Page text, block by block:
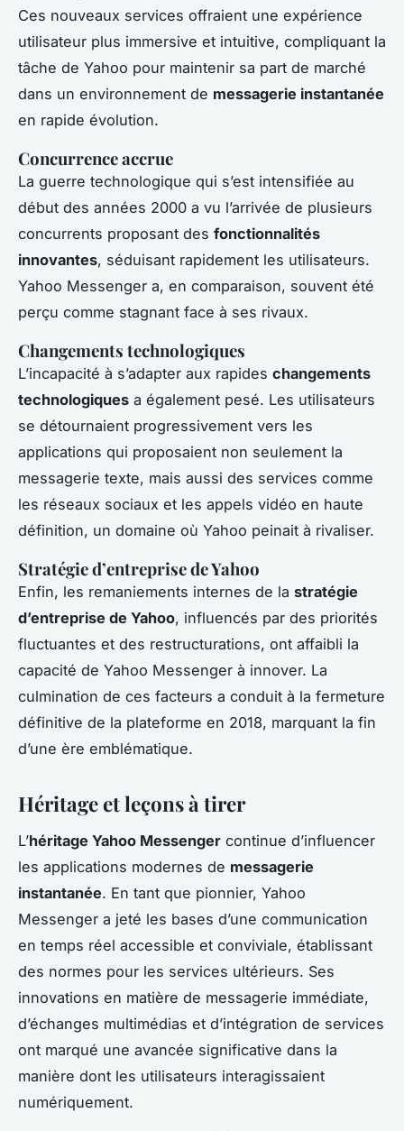
Ces nouveaux services offraient une expérience
utilisateur plus immersive et intuitive, compliquant la
tâche de Yahoo pour maintenir sa part de marché
dans un environnement de messagerie instantanée
en rapide évolution.
Concurrence accrue
La guerre technologique qui s’est intensifiée au
début des années 2000 a vu l’arrivée de plusieurs
concurrents proposant des fonctionnalités
innovantes, séduisant rapidement les utilisateurs.
Yahoo Messenger a, en comparaison, souvent été
perçu comme stagnant face à ses rivaux.
Changements technologiques
L’incapacité à s’adapter aux rapides changements
technologiques a également pesé. Les utilisateurs
se détournaient progressivement vers les
applications qui proposaient non seulement la
messagerie texte, mais aussi des services comme
les réseaux sociaux et les appels vidéo en haute
définition, un domaine où Yahoo peinait à rivaliser.
Stratégie d’entreprise de Yahoo
Enfin, les remaniements internes de la stratégie
d’entreprise de Yahoo, influencés par des priorités
fluctuantes et des restructurations, ont affaibli la
capacité de Yahoo Messenger à innover. La
culmination de ces facteurs a conduit à la fermeture
définitive de la plateforme en 2018, marquant la fin
d’une ère emblématique.
Héritage et leçons à tirer
L’héritage Yahoo Messenger continue d’influencer
les applications modernes de messagerie
instantanée. En tant que pionnier, Yahoo
Messenger a jeté les bases d’une communication
en temps réel accessible et conviviale, établissant
des normes pour les services ultérieurs. Ses
innovations en matière de messagerie immédiate,
d’échanges multimédias et d’intégration de services
ont marqué une avancée significative dans la
manière dont les utilisateurs interagissaient
numériquement.